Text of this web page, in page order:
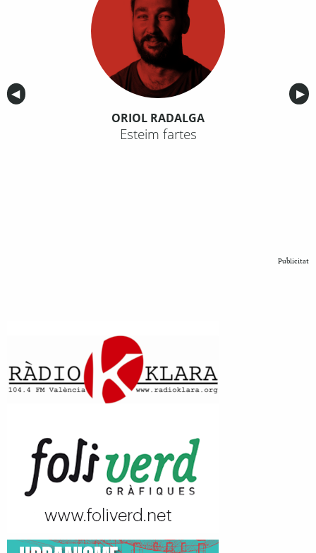
Anterior
◀︎ ▶︎
ORIOL RADALGA
Esteim fartes
Publicitat